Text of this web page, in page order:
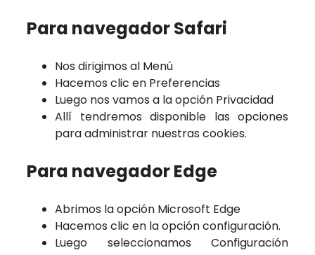
Para navegador Safari
Nos dirigimos al Menú
Hacemos clic en Preferencias
Luego nos vamos a la opción Privacidad
Allí tendremos disponible las opciones
para administrar nuestras cookies.
Para navegador Edge
Abrimos la opción Microsoft Edge
Hacemos clic en la opción configuración.
Luego seleccionamos Configuración